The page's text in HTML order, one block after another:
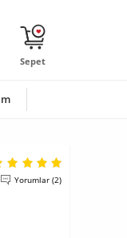
Sepet
Yorumlar (2)